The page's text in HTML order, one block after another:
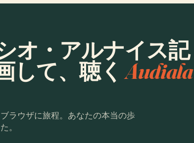
オ・アルナイス記
して、聴くAudiala
ラウザに旅程。あなたの本当の歩
。